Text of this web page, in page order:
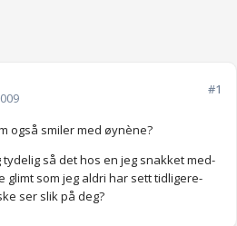
#1
også smiler med øynène?
så det hos en jeg snakket med-
som jeg aldri har sett tidligere-
ser slik på deg?